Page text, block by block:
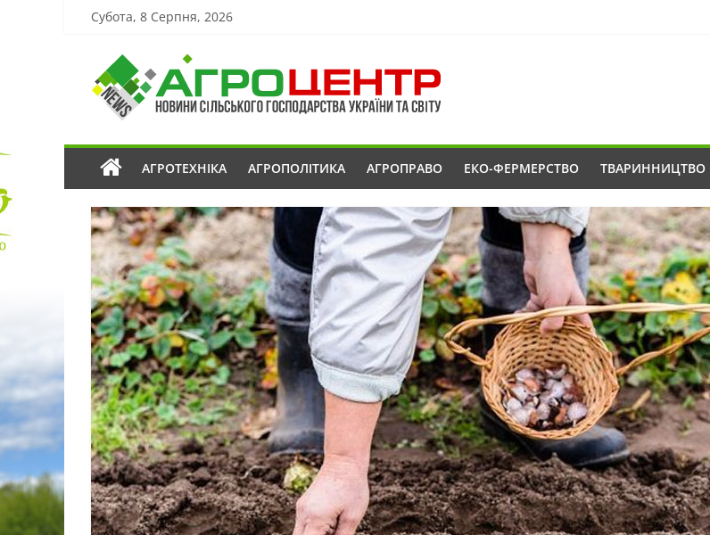
Субота, 8 Серпня, 2026
АГРОТЕХНІКА АГРОПОЛІТИКА АГРОПРАВО ЕКО-ФЕРМЕРСТВО ТВАРИННИЦТВО